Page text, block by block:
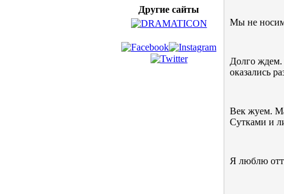
Другие сайты
Мы не
Долго ждем.
оказались
Век жуем.
Сутками и
Я люблю